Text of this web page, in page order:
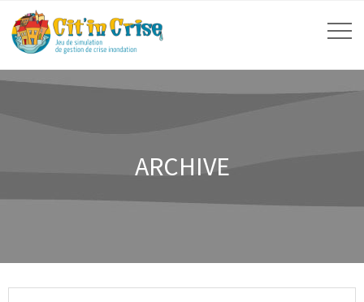
ARCHIVE